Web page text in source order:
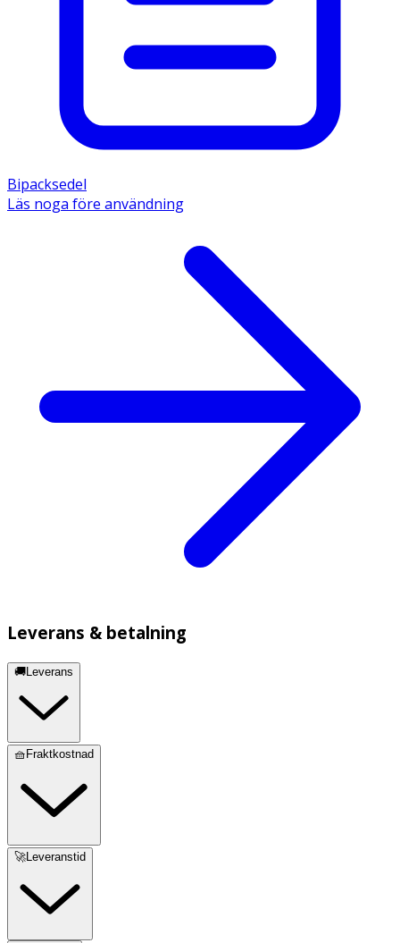
Bipacksedel
Läs noga före användning
Leverans & betalning
🚚Leverans
🧺Fraktkostnad
🚀Leveranstid